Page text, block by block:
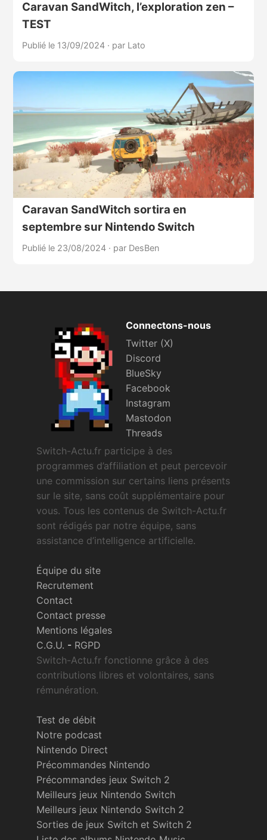
Caravan SandWitch, l’exploration zen –
TEST
Publié le 13/09/2024 · par Lato
Caravan SandWitch sortira en
septembre sur Nintendo Switch
Publié le 23/08/2024 · par DesBen
Connectons-nous
Twitter (X)
Discord
BlueSky
Facebook
Instagram
Mastodon
Threads
Switch-Actu.fr participe à des
programmes d’affiliation et peut percevoir
une commission sur certains liens présents
sur le site, sans coût supplémentaire pour
vous. Tous les contenus de Switch-Actu.fr
sont rédigés par notre équipe, sans
assistance d’intelligence artificielle.
Équipe du site
Recrutement
Contact
Contact presse
Mentions légales
C.G.U. - RGPD
Switch-Actu.fr fonctionne grâce à des
contributions libres et volontaires, sans
rémunération.
Test de débit
Notre podcast
Nintendo Direct
Précommandes Nintendo
Précommandes jeux Switch 2
Meilleurs jeux Nintendo Switch
Meilleurs jeux Nintendo Switch 2
Sorties de jeux Switch et Switch 2